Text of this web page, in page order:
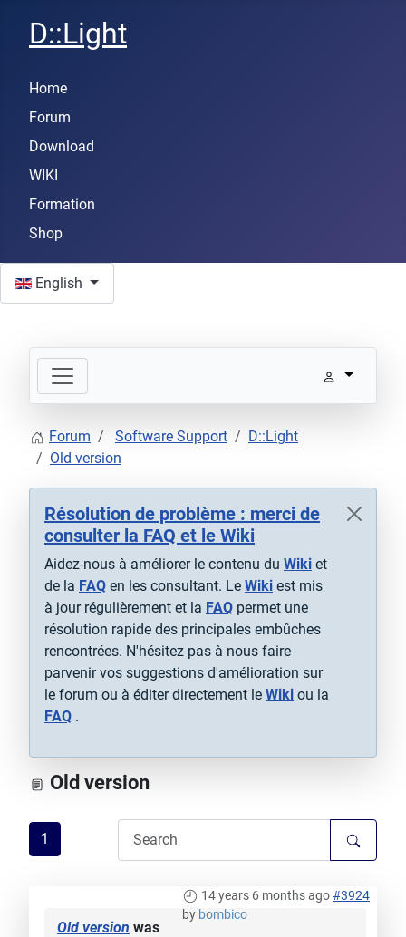
D::Light
Home
Forum
Download
WIKI
Formation
Shop
English
Forum Software Support
D::Light
Old version
Résolution de problème : merci de
consulter la FAQ et le Wiki
Aidez-nous à améliorer le contenu du Wiki et
de la FAQ en les consultant. Le Wiki est mis
à jour régulièrement et la FAQ permet une
résolution rapide des principales embûches
rencontrées. N'hésitez pas à nous faire
parvenir vos suggestions d'amélioration sur
le forum ou à éditer directement le Wiki ou la
FAQ .
Old version
1
14 years 6 months ago#3924
by bombico
Old version was